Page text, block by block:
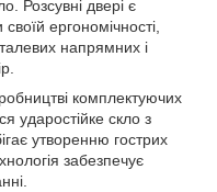
Розсувні двері є
ергономічності,
напрямних і
комплектуючих
ударостійке скло з
утворенню гострих
забезпечує